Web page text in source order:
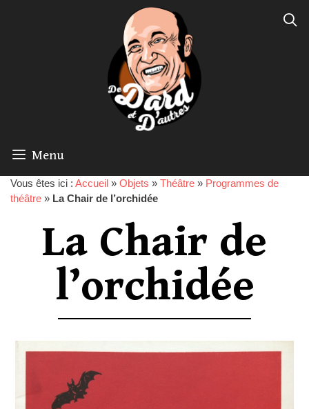
Menu
Vous êtes ici : Accueil » Objets » Théâtre » Programmes de
théâtre » La Chair de l’orchidée
La Chair de
l’orchidée